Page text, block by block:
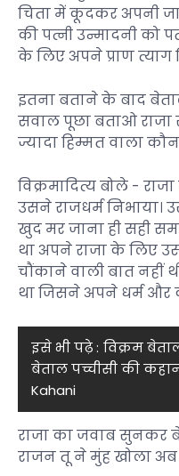
चिता में कूदकर अपनी
की पत्नी उन्मादनी को
के लिए अपने प्राण त्याग
इतना बताने के बाद
सवाल पूछा बताओ
ज्यादा हिम्मत वाला
विक्रमादित्य बोले -
उसने राजधर्म निभाया।
खुद मर जाना ही सही
था अपने राजा के लिए
चौंकाने वाली बात नहीं
था जिसने अपने धर्म और
इसे भी पढ़े : विक्रम
बेताल पच्चीसी की
Kahani
राजा का जवाब सुनकर
राजन तू ने मुंह खोला अब